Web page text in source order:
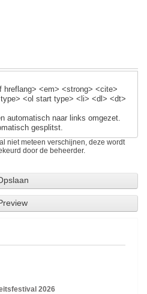
hreflang> <em> <strong> <cite>
<ol start type> <li> <dl> <dt>
automatisch naar links omgezet.
gesplitst.
niet meteen verschijnen, deze wordt
door de beheerder.
2026